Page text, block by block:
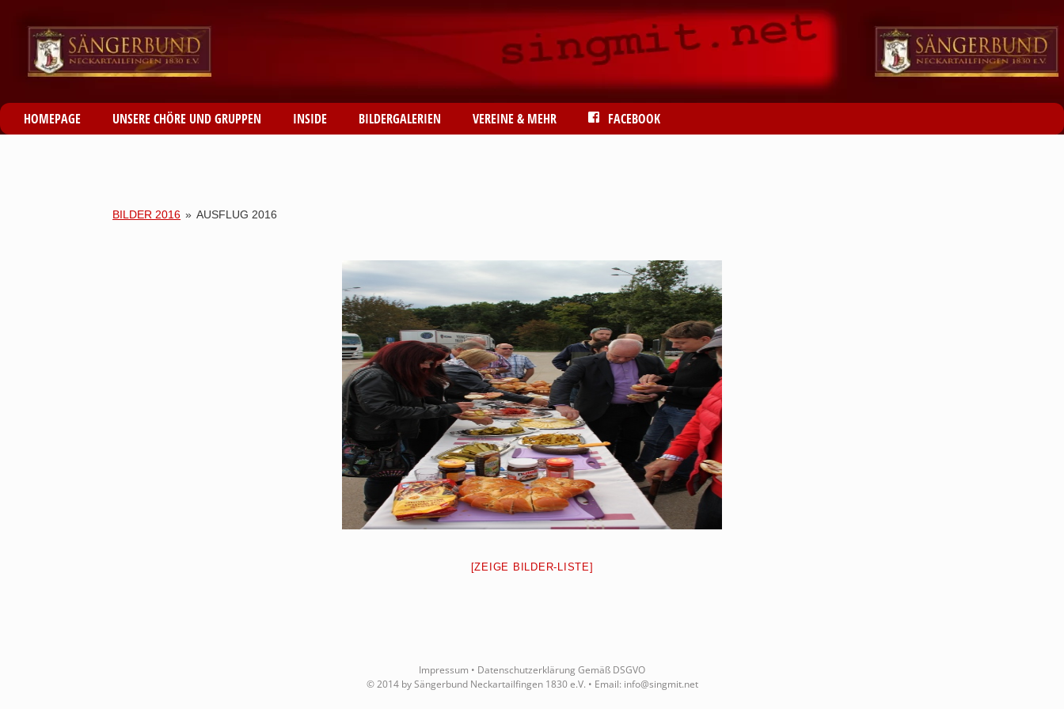
HOMEPAGE UNSERE CHÖRE UND GRUPPEN INSIDE BILDERGALERIEN VEREINE & MEHR FACEBOOK
BILDER 2016 » AUSFLUG 2016
[ZEIGE BILDER-LISTE]
Impressum • Datenschutzerklärung Gemäß DSGVO
© 2014 by Sängerbund Neckartailfingen 1830 e.V. • Email: info@singmit.net